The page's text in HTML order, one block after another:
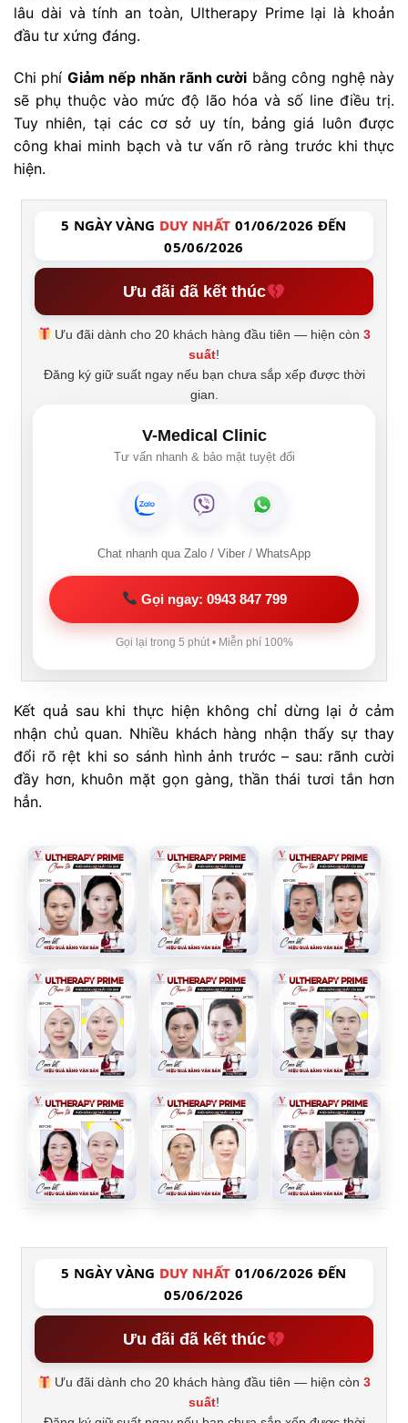
lâu dài và tính an toàn, Ultherapy Prime lại là khoản
đầu tư xứng đáng.
Chi phí Giảm nếp nhăn rãnh cười bằng công nghệ này
sẽ phụ thuộc vào mức độ lão hóa và số line điều trị.
Tuy nhiên, tại các cơ sở uy tín, bảng giá luôn được
công khai minh bạch và tư vấn rõ ràng trước khi thực
hiện.
5 NGÀY VÀNG DUY NHẤT 01/06/2026 ĐẾN
05/06/2026
Ưu đãi đã kết thúc
Ưu đãi dành cho 20 khách hàng đầu tiên — hiện còn3
suất!
Đăng ký giữ suất ngay nếu bạn chưa sắp xếp được thời
gian.
V-Medical Clinic
Tư vấn nhanh & bảo mật tuyệt đối
Chat nhanh qua Zalo / Viber / WhatsApp
Gọi ngay: 0943 847 799
Gọi lại trong 5 phút • Miễn phí 100%
Kết quả sau khi thực hiện không chỉ dừng lại ở cảm
nhận chủ quan. Nhiều khách hàng nhận thấy sự thay
đổi rõ rệt khi so sánh hình ảnh trước – sau: rãnh cười
đầy hơn, khuôn mặt gọn gàng, thần thái tươi tắn hơn
hẳn.
5 NGÀY VÀNG DUY NHẤT 01/06/2026 ĐẾN
05/06/2026
Ưu đãi đã kết thúc
Ưu đãi dành cho 20 khách hàng đầu tiên — hiện còn3
suất!